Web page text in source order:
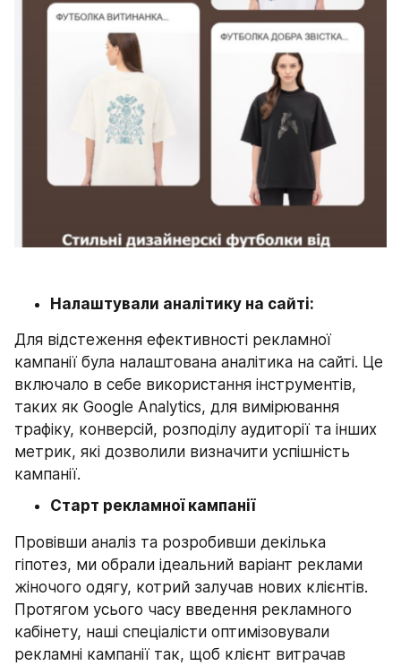
Налаштували аналітику на сайті:
Для відстеження ефективності рекламної
кампанії була налаштована аналітика на сайті. Це
включало в себе використання інструментів,
таких як Google Analytics, для вимірювання
трафіку, конверсій, розподілу аудиторії та інших
метрик, які дозволили визначити успішність
кампанії.
Старт рекламної кампанії
Провівши аналіз та розробивши декілька
гіпотез, ми обрали ідеальний варіант реклами
жіночого одягу, котрий залучав нових клієнтів.
Протягом усього часу введення рекламного
кабінету, наші спеціалісти оптимізовували
рекламні кампанії так, щоб клієнт витрачав